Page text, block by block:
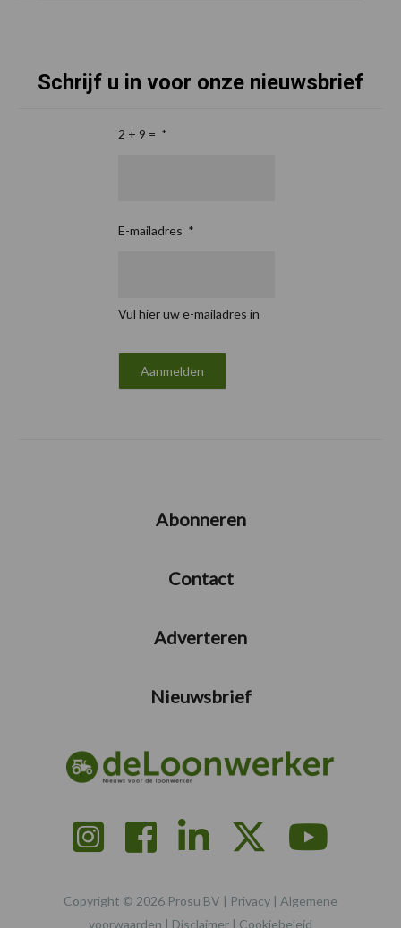
Schrijf u in voor onze nieuwsbrief
2 + 9 = *
E-mailadres *
Vul hier uw e-mailadres in
Abonneren
Contact
Adverteren
Nieuwsbrief
Copyright © 2026 Prosu BV | Privacy | Algemene
voorwaarden | Disclaimer | Cookiebeleid